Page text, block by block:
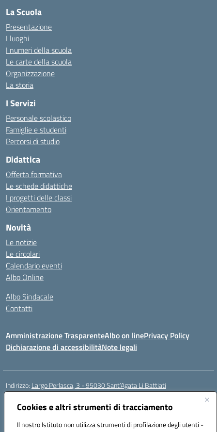
Cookies e altri strumenti di tracciamento
Il nostro Istituto non utilizza strumenti di profilazione degli utenti -
La Scuola
Presentazione
I luoghi
I numeri della scuola
Le carte della scuola
Organizzazione
La storia
I Servizi
Personale scolastico
Famiglie e studenti
Percorsi di studio
Didattica
Offerta formativa
Le schede didattiche
I progetti delle classi
Orientamento
Novità
Le notizie
Le circolari
Calendario eventi
Albo Online
Albo Sindacale
Contatti
Amministrazione TrasparenteAlbo on linePrivacy Policy
Dichiarazione di accessibilitàNote legali
Indirizzo: Largo Perlasca, 3 - 95030 Sant’Agata Li Battiati
Centralino:
ctic8bl002@istruzione.it
Posta elettronica certificata (PEC):ctic8bl002@pec.istruzione.it
Codice fiscale: 93253680875